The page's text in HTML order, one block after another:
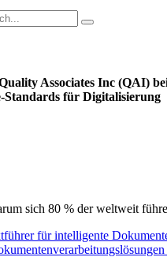
Associates Inc (QAI)
Standards für Digitalisierung
sich 80 % der weltweit
für intelligente